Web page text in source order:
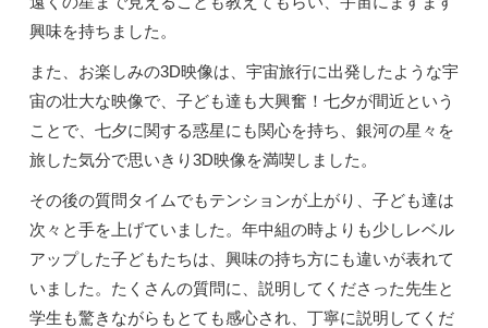
興味を持ちました。
また、お楽しみの3D映像は、宇宙旅行に出発したような宇
宙の壮大な映像で、子ども達も大興奮！七夕が間近という
ことで、七夕に関する惑星にも関心を持ち、銀河の星々を
旅した気分で思いきり3D映像を満喫しました。
その後の質問タイムでもテンションが上がり、子ども達は
次々と手を上げていました。年中組の時よりも少しレベル
アップした子どもたちは、興味の持ち方にも違いが表れて
いました。たくさんの質問に、説明してくださった先生と
学生も驚きながらもとても感心され、丁寧に説明してくだ